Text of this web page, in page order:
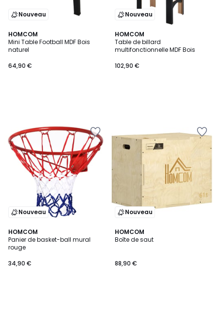
Nouveau
HOMCOM
Mini Table Football MDF Bois
naturel
64,90 €
Nouveau
HOMCOM
Table de billard
multifonctionnelle MDF Bois
102,90 €
Nouveau
HOMCOM
Panier de basket-ball mural
rouge
34,90 €
Nouveau
HOMCOM
Boîte de saut
88,90 €